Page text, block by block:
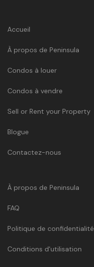
Accueil
À propos de Peninsula
Condos à louer
Condos à vendre
Sell or Rent your Property
Blogue
Contactez-nous
À propos de Peninsula
FAQ
Politique de confidentialité
Conditions d'utilisation